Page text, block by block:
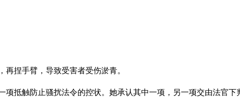
捏手臂，导致受害者受伤淤青。
抵触防止骚扰法令的控状。她承认其中一项，另一项交由法官下